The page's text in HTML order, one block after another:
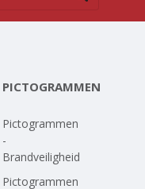
PICTOGRAMMEN
Pictogrammen
-
Brandveiligheid
Pictogrammen